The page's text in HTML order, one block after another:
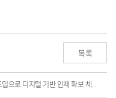
목록
제니엘그룹, '채용관리 솔루션' 도입으로 디지털 기반 인재 확보 체계 구축